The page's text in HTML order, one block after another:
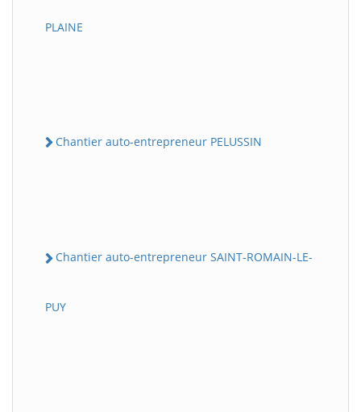
PLAINE
Chantier auto-entrepreneur PELUSSIN
Chantier auto-entrepreneur SAINT-ROMAIN-LE-
PUY